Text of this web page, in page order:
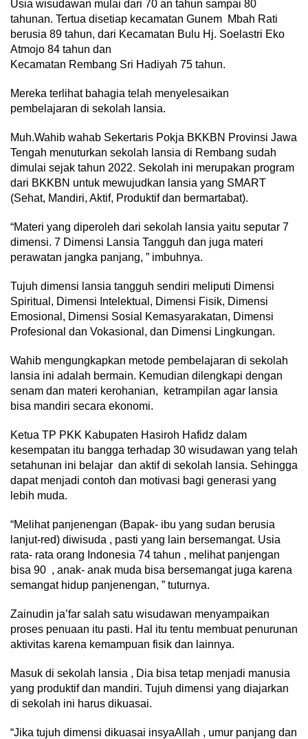
Usia wisudawan mulai dari 70 an tahun sampai 80
tahunan. Tertua disetiap kecamatan Gunem Mbah Rati
berusia 89 tahun, dari Kecamatan Bulu Hj. Soelastri Eko
Atmojo 84 tahun dan
Kecamatan Rembang Sri Hadiyah 75 tahun.
Mereka terlihat bahagia telah menyelesaikan
pembelajaran di sekolah lansia.
Muh.Wahib wahab Sekertaris Pokja BKKBN Provinsi Jawa
Tengah menuturkan sekolah lansia di Rembang sudah
dimulai sejak tahun 2022. Sekolah ini merupakan program
dari BKKBN untuk mewujudkan lansia yang SMART
(Sehat, Mandiri, Aktif, Produktif dan bermartabat).
“Materi yang diperoleh dari sekolah lansia yaitu seputar 7
dimensi. 7 Dimensi Lansia Tangguh dan juga materi
perawatan jangka panjang, ” imbuhnya.
Tujuh dimensi lansia tangguh sendiri meliputi Dimensi
Spiritual, Dimensi Intelektual, Dimensi Fisik, Dimensi
Emosional, Dimensi Sosial Kemasyarakatan, Dimensi
Profesional dan Vokasional, dan Dimensi Lingkungan.
Wahib mengungkapkan metode pembelajaran di sekolah
lansia ini adalah bermain. Kemudian dilengkapi dengan
senam dan materi kerohanian, ketrampilan agar lansia
bisa mandiri secara ekonomi.
Ketua TP PKK Kabupaten Hasiroh Hafidz dalam
kesempatan itu bangga terhadap 30 wisudawan yang telah
setahunan ini belajar dan aktif di sekolah lansia. Sehingga
dapat menjadi contoh dan motivasi bagi generasi yang
lebih muda.
“Melihat panjenengan (Bapak- ibu yang sudan berusia
lanjut-red) diwisuda , pasti yang lain bersemangat. Usia
rata- rata orang Indonesia 74 tahun , melihat panjengan
bisa 90 , anak- anak muda bisa bersemangat juga karena
semangat hidup panjenengan, ” tuturnya.
Zainudin ja’far salah satu wisudawan menyampaikan
proses penuaan itu pasti. Hal itu tentu membuat penurunan
aktivitas karena kemampuan fisik dan lainnya.
Masuk di sekolah lansia , Dia bisa tetap menjadi manusia
yang produktif dan mandiri. Tujuh dimensi yang diajarkan
di sekolah ini harus dikuasai.
“Jika tujuh dimensi dikuasai insyaAllah , umur panjang dan